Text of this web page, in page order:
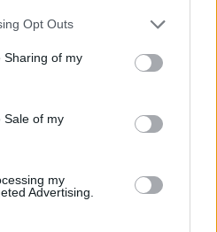
app uses one or more Google
behaviour. You may click to
and its third-party tags to
purposes in below Google
Opt Outs
Sharing of my
Sale of my
my
Advertising.
a Reggeli
más hírességek nevei.